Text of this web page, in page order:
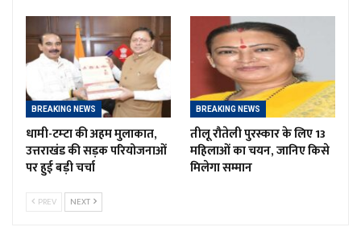
BREAKING NEWS
धामी-टम्टा की अहम मुलाकात,
उत्तराखंड की सड़क परियोजनाओं
पर हुई बड़ी चर्चा
BREAKING NEWS
तीलू रौतेली पुरस्कार के लिए 13
महिलाओं का चयन, जानिए किसे
मिलेगा सम्मान
PREV NEXT